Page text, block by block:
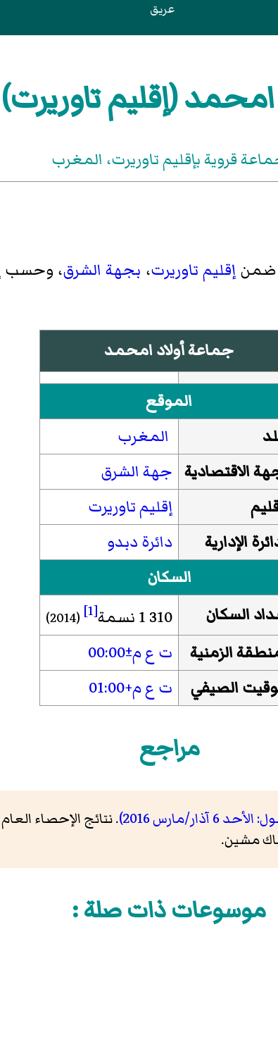
عريق
امحمد (إقليم تاوريرت)
قروية بإقليم تاوريرت، المغرب
ضمنإقليم تاوريرت، بجهة الشرق
جماعة أولاد امحمد
الموقع
المغرب
الاقتصادية جهة الشرق
إقليم تاوريرت
الإدارية
دائرة دبدو
السكان
السكان
1 310 نسمة [1]
(2014)
الزمنية
ت ع م±00:00
الصيفي
ت ع م+01:00
مراجع
. نتائج الإحصاء العام
موسوعات ذات صلة :